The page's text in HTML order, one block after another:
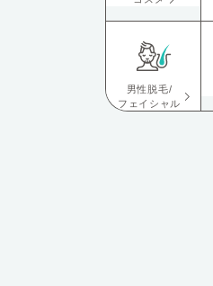
男性脱毛/
フェイシャル